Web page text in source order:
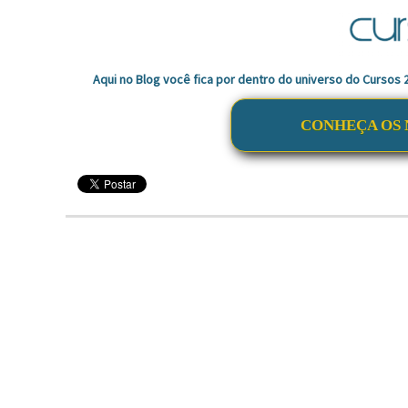
Aqui no Blog você fica por dentro do universo do
CONHEÇA OS